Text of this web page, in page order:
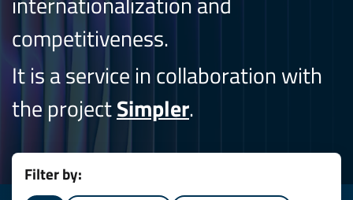
competitiveness.
It is a service in collaboration with
the projectSimpler.
Filter by: